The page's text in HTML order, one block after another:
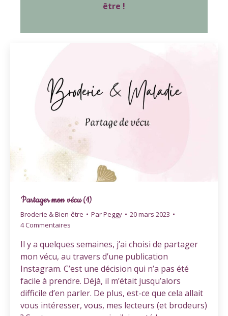
être !
Partager mon vécu (1)
Broderie & Bien-être ParPeggy
20 mars 2023
4 Commentaires
Il y a quelques semaines, j’ai choisi de partager
mon vécu, au travers d’une publication
Instagram. C’est une décision qui n’a pas été
facile à prendre. Déjà, il m’était jusqu’alors
difficile d’en parler. De plus, est-ce que cela allait
vous intéresser, vous, mes lecteurs (et brodeurs)